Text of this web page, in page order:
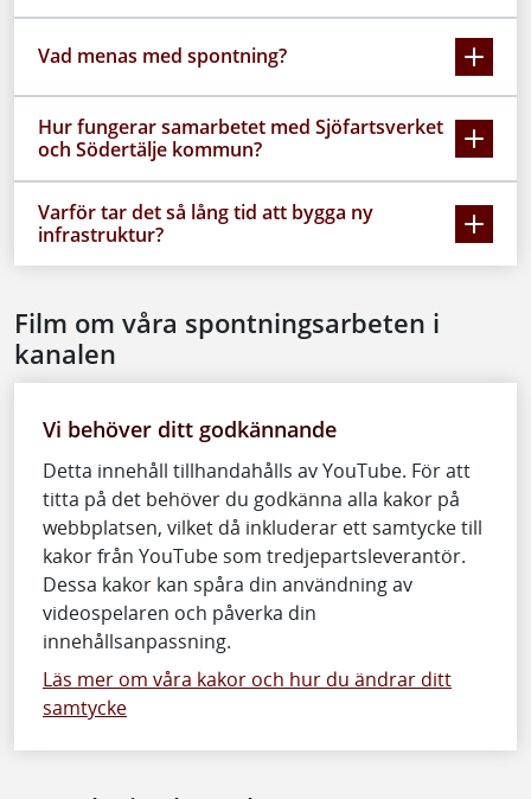
Vad menas med spontning?
Hur fungerar samarbetet med Sjöfartsverket
och Södertälje kommun?
Varför tar det så lång tid att bygga ny
infrastruktur?
Film om våra spontningsarbeten i
kanalen
Vi behöver ditt godkännande
Detta innehåll tillhandahålls av YouTube. För att
titta på det behöver du godkänna alla kakor på
webbplatsen, vilket då inkluderar ett samtycke till
kakor från YouTube som tredjepartsleverantör.
Dessa kakor kan spåra din användning av
videospelaren och påverka din
innehållsanpassning.
Läs mer om våra kakor och hur du ändrar ditt
samtycke